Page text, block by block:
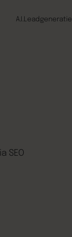
A.I. Leadgeneratie